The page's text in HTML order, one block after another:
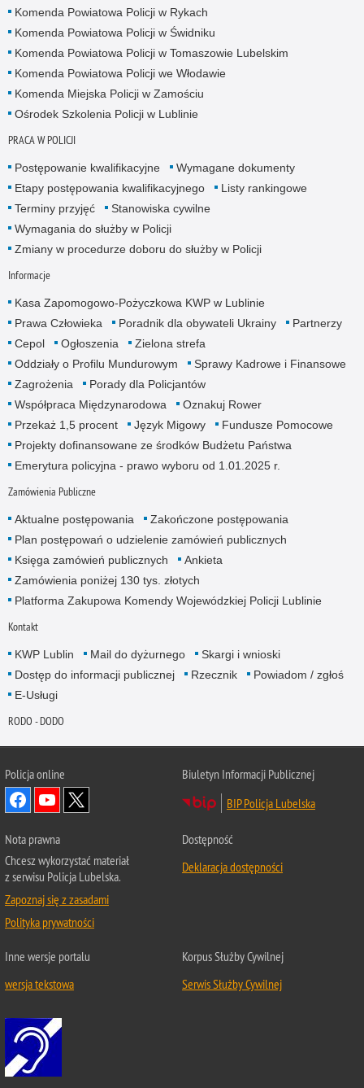
Komenda Powiatowa Policji w Rykach
Komenda Powiatowa Policji w Świdniku
Komenda Powiatowa Policji w Tomaszowie Lubelskim
Komenda Powiatowa Policji we Włodawie
Komenda Miejska Policji w Zamościu
Ośrodek Szkolenia Policji w Lublinie
PRACA W POLICJI
Postępowanie kwalifikacyjne
Wymagane dokumenty
Etapy postępowania kwalifikacyjnego
Listy rankingowe
Terminy przyjęć
Stanowiska cywilne
Wymagania do służby w Policji
Zmiany w procedurze doboru do służby w Policji
Informacje
Kasa Zapomogowo-Pożyczkowa KWP w Lublinie
Prawa Człowieka
Poradnik dla obywateli Ukrainy
Partnerzy
Cepol
Ogłoszenia
Zielona strefa
Oddziały o Profilu Mundurowym
Sprawy Kadrowe i Finansowe
Zagrożenia
Porady dla Policjantów
Współpraca Międzynarodowa
Oznakuj Rower
Przekaż 1,5 procent
Język Migowy
Fundusze Pomocowe
Projekty dofinansowane ze środków Budżetu Państwa
Emerytura policyjna - prawo wyboru od 1.01.2025 r.
Zamówienia Publiczne
Aktualne postępowania
Zakończone postępowania
Plan postępowań o udzielenie zamówień publicznych
Księga zamówień publicznych
Ankieta
Zamówienia poniżej 130 tys. złotych
Platforma Zakupowa Komendy Wojewódzkiej Policji Lublinie
Kontakt
KWP Lublin Mail do dyżurnego
Skargi i wnioski
Dostęp do informacji publicznej
Rzecznik
Powiadom / zgłoś
E-Usługi
RODO - DODO
Policja online
Biuletyn Informacji Publicznej
BIP Policja Lubelska
Nota prawna
Chcesz wykorzystać materiał
z serwisu Policja Lubelska.
Zapoznaj się z zasadami
Polityka prywatności
Dostępność
Deklaracja dostępności
Inne wersje portalu
wersja tekstowa
Korpus Służby Cywilnej
Serwis Służby Cywilnej